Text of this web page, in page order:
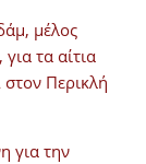
μέλος
τα αίτια
Περικλή
για την